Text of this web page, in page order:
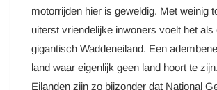
motorrijden hier is geweldig. Met weinig
uiterst vriendelijke inwoners voelt het als
gigantisch Waddeneiland. Een
land waar eigenlijk geen land hoort te
Eilanden zijn zo bijzonder dat National